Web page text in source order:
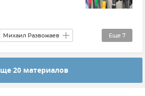
Еще 7
Михаил Развожаев
в Крыму Бензин
20 материалов